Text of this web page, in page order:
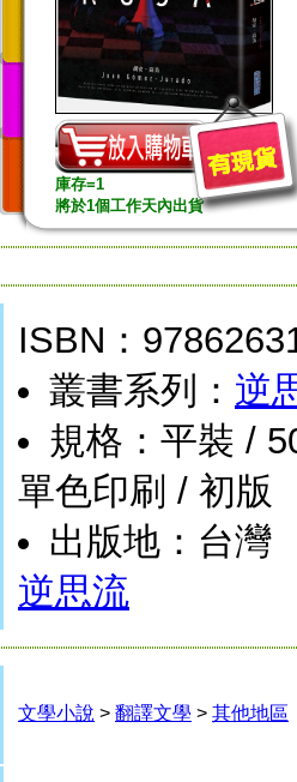
庫存=1
將於1個工作天內出貨
ISBN：
叢書系列： 逆
規格：平裝 /
單色印刷 / 初版
出版地：台灣
逆思流
文學小說 > 翻譯文學 > 其他地區